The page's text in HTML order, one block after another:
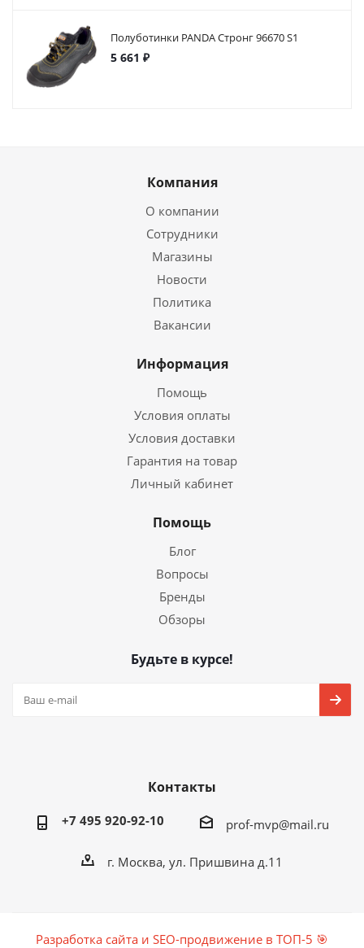
Полуботинки PANDA Стронг 96670 S1
5 661 ₽
Компания
О компании
Сотрудники
Магазины
Новости
Политика
Вакансии
Информация
Помощь
Условия оплаты
Условия доставки
Гарантия на товар
Личный кабинет
Помощь
Блог
Вопросы
Бренды
Обзоры
Будьте в курсе!
Контакты
+7 495 920-92-10 prof-mvp@mail.ru
г. Москва, ул. Пришвина д.11
Разработка сайта и SEO-продвижение в ТОП-5 🎯